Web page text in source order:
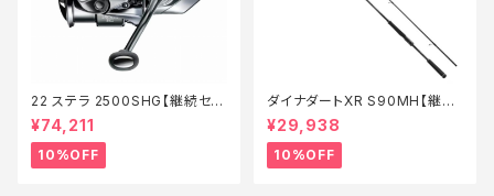
22 ステラ 2500SHG【継続セー
ル_リール】【10】
¥74,211
10%OFF
ダイナダートXR S90MH【継続
セール_ロッド】【10】
¥29,938
10%OFF